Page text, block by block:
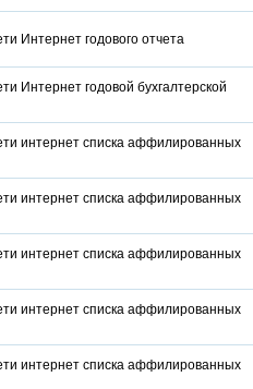
Интернет годового отчета
Интернет годовой бухгалтерской
интернет списка аффилированных
интернет списка аффилированных
интернет списка аффилированных
интернет списка аффилированных
интернет списка аффилированных